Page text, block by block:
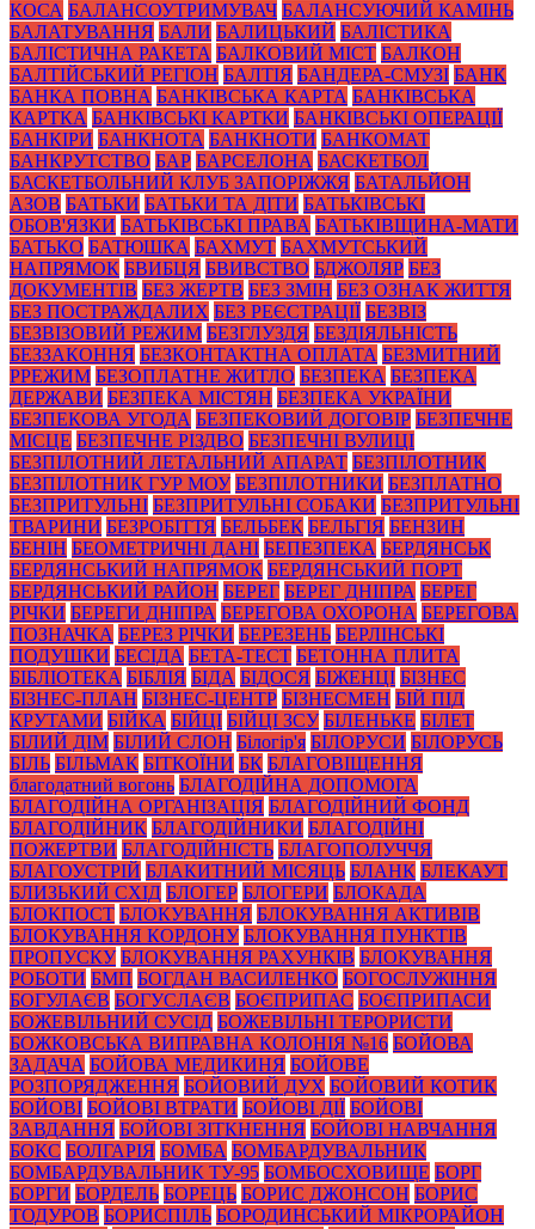
КОСА БАЛАНСОУТРИМУВАЧ БАЛАНСУЮЧИЙ КАМІНЬ
БАЛАТУВАННЯ БАЛИ БАЛИЦЬКИЙ БАЛІСТИКА
БАЛІСТИЧНА РАКЕТА БАЛКОВИЙ МІСТ БАЛКОН
БАЛТІЙСЬКИЙ РЕГІОН БАЛТІЯ БАНДЕРА-СМУЗІ БАНК
БАНКА ПОВНА БАНКІВСЬКА КАРТА БАНКІВСЬКА
КАРТКА БАНКІВСЬКІ КАРТКИ БАНКІВСЬКІ ОПЕРАЦІЇ
БАНКІРИ БАНКНОТА БАНКНОТИ БАНКОМАТ
БАНКРУТСТВО БАР БАРСЕЛОНА БАСКЕТБОЛ
БАСКЕТБОЛЬНИЙ КЛУБ ЗАПОРІЖЖЯ БАТАЛЬЙОН
АЗОВ БАТЬКИ БАТЬКИ ТА ДІТИ БАТЬКІВСЬКІ
ОБОВ'ЯЗКИ БАТЬКІВСЬКІ ПРАВА БАТЬКІВЩИНА-МАТИ
БАТЬКО БАТЮШКА БАХМУТ БАХМУТСЬКИЙ
НАПРЯМОК БВИБЦЯ БВИВСТВО БДЖОЛЯР БЕЗ
ДОКУМЕНТІВ БЕЗ ЖЕРТВ БЕЗ ЗМІН БЕЗ ОЗНАК ЖИТТЯ
БЕЗ ПОСТРАЖДАЛИХ БЕЗ РЕЄСТРАЦІЇ БЕЗВІЗ
БЕЗВІЗОВИЙ РЕЖИМ БЕЗГЛУЗДЯ БЕЗДІЯЛЬНІСТЬ
БЕЗЗАКОННЯ БЕЗКОНТАКТНА ОПЛАТА БЕЗМИТНИЙ
РРЕЖИМ БЕЗОПЛАТНЕ ЖИТЛО БЕЗПЕКА БЕЗПЕКА
ДЕРЖАВИ БЕЗПЕКА МІСТЯН БЕЗПЕКА УКРАЇНИ
БЕЗПЕКОВА УГОДА БЕЗПЕКОВИЙ ДОГОВІР БЕЗПЕЧНЕ
МІСЦЕ БЕЗПЕЧНЕ РІЗДВО БЕЗПЕЧНІ ВУЛИЦІ
БЕЗПІЛОТНИЙ ЛЕТАЛЬНИЙ АПАРАТ БЕЗПІЛОТНИК
БЕЗПІЛОТНИК ГУР МОУ БЕЗПІЛОТНИКИ БЕЗПЛАТНО
БЕЗПРИТУЛЬНІ БЕЗПРИТУЛЬНІ СОБАКИ БЕЗПРИТУЛЬНІ
ТВАРИНИ БЕЗРОБІТТЯ БЕЛЬБЕК БЕЛЬГІЯ БЕНЗИН
БЕНІН БЕОМЕТРИЧНІ ДАНІ БЕПЕЗПЕКА БЕРДЯНСЬК
БЕРДЯНСЬКИЙ НАПРЯМОК БЕРДЯНСЬКИЙ ПОРТ
БЕРДЯНСЬКИЙ РАЙОН БЕРЕГ БЕРЕГ ДНІПРА БЕРЕГ
РІЧКИ БЕРЕГИ ДНІПРА БЕРЕГОВА ОХОРОНА БЕРЕГОВА
ПОЗНАЧКА БЕРЕЗ РІЧКИ БЕРЕЗЕНЬ БЕРЛІНСЬКІ
ПОДУШКИ БЕСІДА БЕТА-ТЕСТ БЕТОННА ПЛИТА
БІБЛІОТЕКА БІБЛІЯ БІДА БІДОСЯ БІЖЕНЦІ БІЗНЕС
БІЗНЕС-ПЛАН БІЗНЕС-ЦЕНТР БІЗНЕСМЕН БІЙ ПІД
КРУТАМИ БІЙКА БІЙЦІ БІЙЦІ ЗСУ БІЛЕНЬКЕ БІЛЕТ
БІЛИЙ ДІМ БІЛИЙ СЛОН Білогір'я БІЛОРУСИ БІЛОРУСЬ
БІЛЬ БІЛЬМАК БІТКОЇНИ БК БЛАГОВІЩЕННЯ
благодатний вогонь БЛАГОДІЙНА ДОПОМОГА
БЛАГОДІЙНА ОРГАНІЗАЦІЯ БЛАГОДІЙНИЙ ФОНД
БЛАГОДІЙНИК БЛАГОДІЙНИКИ БЛАГОДІЙНІ
ПОЖЕРТВИ БЛАГОДІЙНІСТЬ БЛАГОПОЛУЧЧЯ
БЛАГОУСТРІЙ БЛАКИТНИЙ МІСЯЦЬ БЛАНК БЛЕКАУТ
БЛИЗЬКИЙ СХІД БЛОГЕР БЛОГЕРИ БЛОКАДА
БЛОКПОСТ БЛОКУВАННЯ БЛОКУВАННЯ АКТИВІВ
БЛОКУВАННЯ КОРДОНУ БЛОКУВАННЯ ПУНКТІВ
ПРОПУСКУ БЛОКУВАННЯ РАХУНКІВ БЛОКУВАННЯ
РОБОТИ БМП БОГДАН ВАСИЛЕНКО БОГОСЛУЖІННЯ
БОГУЛАЄВ БОГУСЛАЄВ БОЄПРИПАС БОЄПРИПАСИ
БОЖЕВІЛЬНИЙ СУСІД БОЖЕВІЛЬНІ ТЕРОРИСТИ
БОЖКОВСЬКА ВИПРАВНА КОЛОНІЯ №16 БОЙОВА
ЗАДАЧА БОЙОВА МЕДИКИНЯ БОЙОВЕ
РОЗПОРЯДЖЕННЯ БОЙОВИЙ ДУХ БОЙОВИЙ КОТИК
БОЙОВІ БОЙОВІ ВТРАТИ БОЙОВІ ДІЇ БОЙОВІ
ЗАВДАННЯ БОЙОВІ ЗІТКНЕННЯ БОЙОВІ НАВЧАННЯ
БОКС БОЛГАРІЯ БОМБА БОМБАРДУВАЛЬНИК
БОМБАРДУВАЛЬНИК ТУ-95 БОМБОСХОВИЩЕ БОРГ
БОРГИ БОРДЕЛЬ БОРЕЦЬ БОРИС ДЖОНСОН БОРИС
ТОДУРОВ БОРИСПІЛЬ БОРОДИНСЬКИЙ МІКРОРАЙОН